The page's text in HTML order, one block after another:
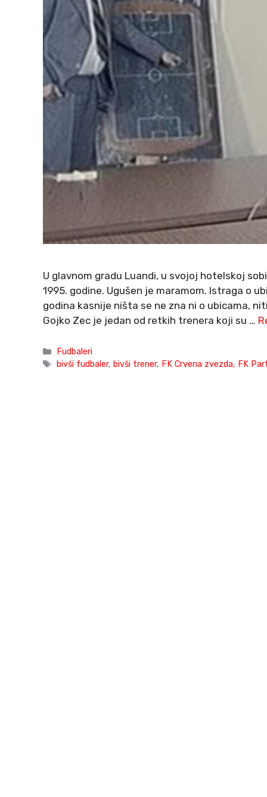
U glavnom gradu Luandi, u svojoj hotelskoj
1995. godine. Ugušen je maramom. Istraga o
godina kasnije ništa se ne zna ni o ubicama,
Gojko Zec je jedan od retkih trenera koji su …
Categories
Fudbaleri
Tags
bivši fudbaler, bivši trener, FK Crvena zvezda, FK